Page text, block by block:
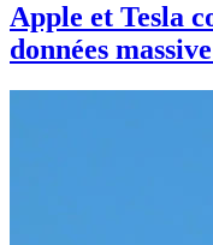
Apple et Tesla
données